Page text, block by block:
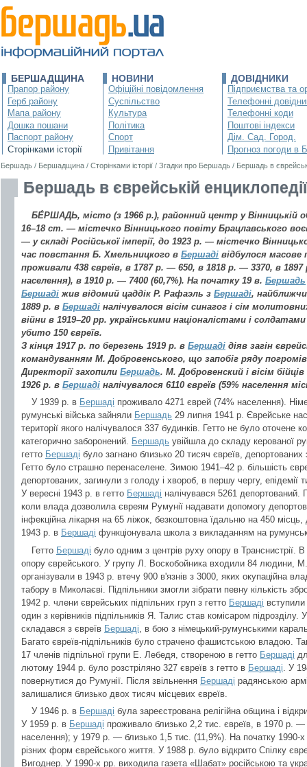
БЕРШАДЩИНА
Прапор району
Герб району
Мапа району
Дошка пошани
Паспорт району
Сторінками історії
НОВИНИ
Офіційні повідомлення
Суспільство
Культура
Політика
Спорт
Привітання
ДОВІДНИКИ
Підприємства та
Телефонні
Телефонні коди
Поштові індекси
Дім. Сад. Город.
Прогноз погоди в
Бершадь / Бершадщина / Сторінками історії / Згадки про Бершадь / Бершадь в
Бершадь в єврейській енциклопедії
БЕ́РШАДЬ, місто (з 1966 р.), районний центр у Вінницькій
16–18 ст. — містечко Вінницького повіту Брацлавського
— у складі Російської імперії, до 1923 р. — містечко
час повстання Б. Хмельницкого в Бершаді відбулося
проживали 438 євреїв, в 1787 р. — 650, в 1818 р. — 3370, в 1897
населення), в 1910 р. — 7400 (60,7%). На початку 19 в. Бершадь
Бершаді жив відомий цаддік Р. Рафаэль з Бершаді,
1889 р. в Бершаді налічувалося вісім синагог і сім
війни в 1919–20 рр. українськими націоналістами і солдатами
убито 150 євреїв.
З кінця 1917 р. по березень 1919 р. в Бершаді діяв загін
командуванням М. Добровенського, що запобіг ряду
Директорії захопили Бершадь. М. Добровенский і вісім
1926 р. в Бершаді налічувалося 6110 євреїв (59% населення
У 1939 р. в Бершаді проживало 4271 єврей (74% населення).
румунські війська зайняли Бершадь 29 липня 1941 р. Єврейське
території якого налічувалося 337 будинків. Гетто не було
категорично заборонений. Бершадь увійшла до складу керованої
гетто Бершаді було загнано близько 20 тисяч євреїв, депортованих
Гетто було страшно перенаселене. Зимою 1941–42 р. більшість
депортованих, загинули з голоду і хвороб, в першу чергу, епідемії
У вересні 1943 р. в гетто Бершаді налічувався 5261
коли влада дозволила євреям Румунії надавати допомогу
інфекційна лікарня на 65 ліжок, безкоштовна їдальню на 450
1943 р. в Бершаді функціонувала школа з викладанням на
Гетто Бершаді було одним з центрів руху опору в Транснистрії.
опору єврейського. У групу Л. Воскобойника входили 84 людини,
організували в 1943 р. втечу 900 в'язнів з 3000, яких окупаційна
табору в Миколаєві. Підпільники змогли зібрати певну кількість
1942 р. члени єврейських підпільних груп з гетто Бершаді вступили
один з керівників підпільників Я. Талис став комісаром
складався з євреїв Бершаді , в бою з німецький-румунськими
Багато євреїв-підпільників було страчено фашистською владою.
17 членів підпільної групи Е. Лебедя, створеною в гетто Бершаді
лютому 1944 р. було розстріляно 327 євреїв з гетто в Бершаді . У
повернутися до Румунії. Після звільнення Бершаді радянською
залишалися близько двох тисяч місцевих євреїв.
У 1946 р. в Бершаді була зареєстрована релігійна община і
У 1959 р. в Бершаді проживало близько 2,2 тис. євреїв, в 1970 р. —
населення); у 1979 р. — близько 1,5 тис. (11,9%). На початку 1990-
різних форм єврейського життя. У 1988 р. було відкрито Спілку
Вигоднер. У 1990-х рр. виходила газета «Шабат» російською та